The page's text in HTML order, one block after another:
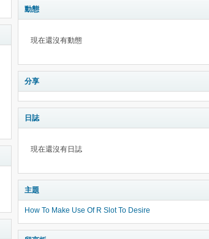
動態
現在還沒有動態
分享
日誌
現在還沒有日誌
主題
How To Make Use Of R Slot To Desire